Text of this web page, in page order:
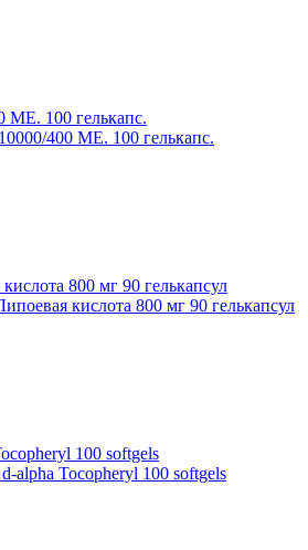
400 МЕ. 100 гелькапс.
кислота 800 мг 90 гелькапсул
alpha Tocopheryl 100 softgels